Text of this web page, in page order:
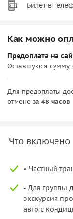
Билет в
Как можно
Предоплата на
Оставшуюся сумму
Для предоплаты
отмене за 48 часов
Что включено
• Частный
- Для группы
экскурсия
авто с